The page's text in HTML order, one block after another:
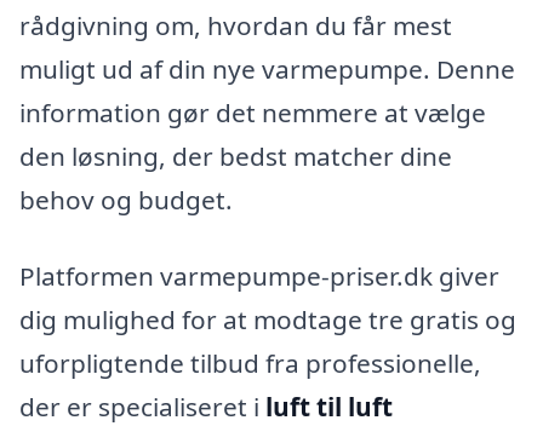
rådgivning om, hvordan du får mest
muligt ud af din nye varmepumpe. Denne
information gør det nemmere at vælge
den løsning, der bedst matcher dine
behov og budget.
Platformen varmepumpe-priser.dk giver
dig mulighed for at modtage tre gratis og
uforpligtende tilbud fra professionelle,
der er specialiseret i luft til luft